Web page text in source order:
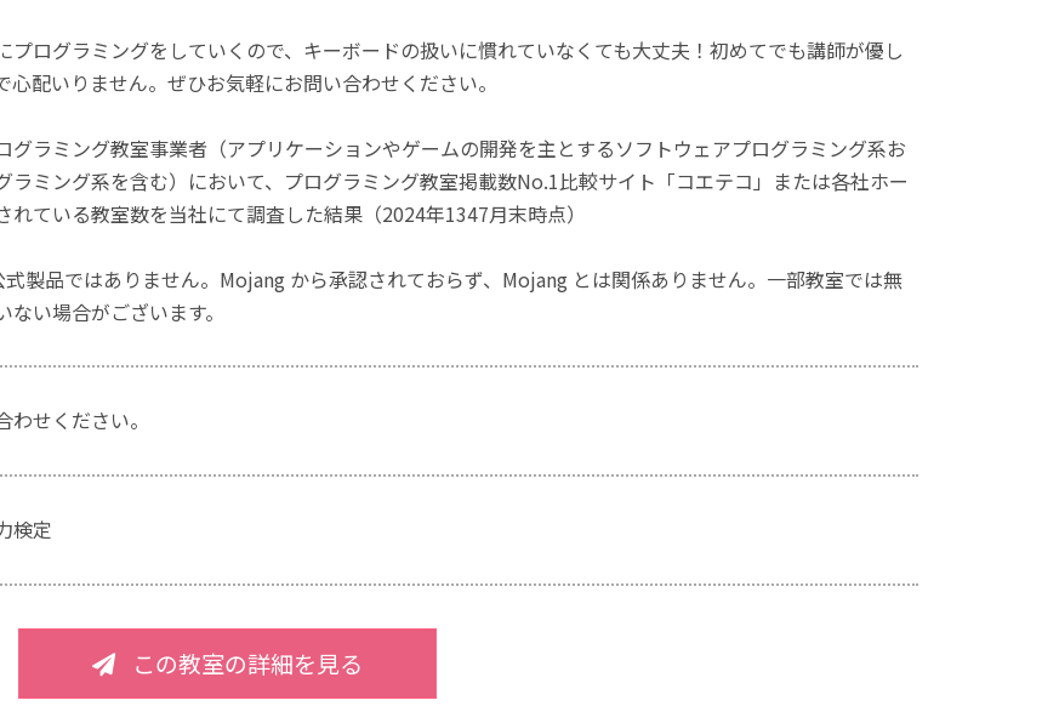
プログラミングをしていくので、キーボードの扱いに慣れていなくても大丈夫！初めてでも講師が優し
心配いりません。ぜひお気軽にお問い合わせください。
ラミング教室事業者（アプリケーションやゲームの開発を主とするソフトウェアプログラミング系お
ラミング系を含む）において、プログラミング教室掲載数No.1比較サイト「コエテコ」または各社ホー
れている教室数を当社にて調査した結果（2024年1347月末時点）
式製品ではありません。Mojang から承認されておらず、Mojang とは関係ありません。一部教室では無
い場合がございます。
せください。
検定
この教室の詳細を見る